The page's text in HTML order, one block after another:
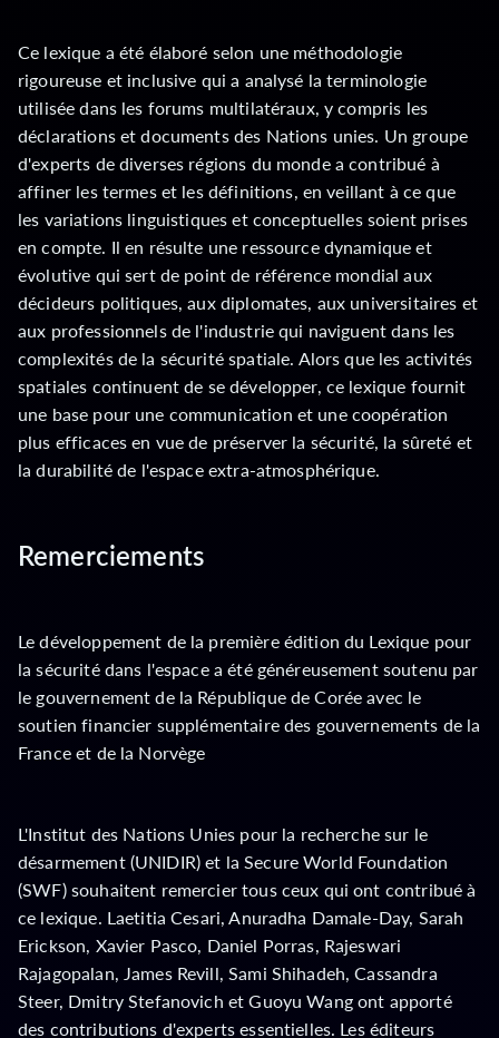
Ce lexique a été élaboré selon une méthodologie
rigoureuse et inclusive qui a analysé la terminologie
utilisée dans les forums multilatéraux, y compris les
déclarations et documents des Nations unies. Un groupe
d'experts de diverses régions du monde a contribué à
affiner les termes et les définitions, en veillant à ce que
les variations linguistiques et conceptuelles soient prises
en compte. Il en résulte une ressource dynamique et
évolutive qui sert de point de référence mondial aux
décideurs politiques, aux diplomates, aux universitaires et
aux professionnels de l'industrie qui naviguent dans les
complexités de la sécurité spatiale. Alors que les activités
spatiales continuent de se développer, ce lexique fournit
une base pour une communication et une coopération
plus efficaces en vue de préserver la sécurité, la sûreté et
la durabilité de l'espace extra-atmosphérique.
Remerciements
Le développement de la première édition du Lexique pour
la sécurité dans l'espace a été généreusement soutenu par
le gouvernement de la République de Corée avec le
soutien financier supplémentaire des gouvernements de la
France et de la Norvège
L'Institut des Nations Unies pour la recherche sur le
désarmement (UNIDIR) et la Secure World Foundation
(SWF) souhaitent remercier tous ceux qui ont contribué à
ce lexique. Laetitia Cesari, Anuradha Damale-Day, Sarah
Erickson, Xavier Pasco, Daniel Porras, Rajeswari
Rajagopalan, James Revill, Sami Shihadeh, Cassandra
Steer, Dmitry Stefanovich et Guoyu Wang ont apporté
des contributions d'experts essentielles. Les éditeurs